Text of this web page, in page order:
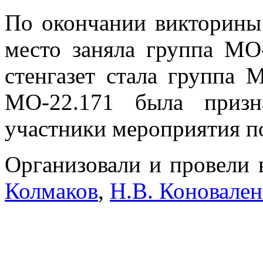
По окончании
место заняла группа
стенгазет стала
МО-22.171 была
участники мероприятия
Организовали и
Колмаков, Н.В.